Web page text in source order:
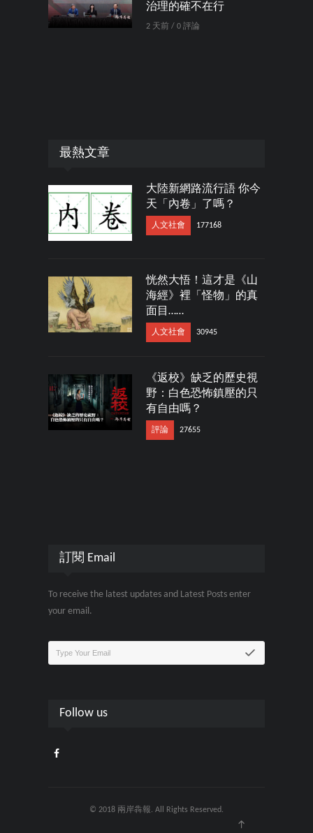
治理的確不在行
2 天前 / 0 評論
最熱文章
大陸新網路流行語 你今
天「內卷」了嗎？
人文社會 177168
恍然大悟！這才是《山
海經》裡「怪物」的真
面目……
人文社會 30945
《返校》缺乏的歷史視
野：白色恐怖鎮壓的只
有自由嗎？
評論 27655
訂閱 Email
To receive the latest updates and Latest Posts enter
your email.
Follow us
© 2018 兩岸犇報. All Rights Reserved.